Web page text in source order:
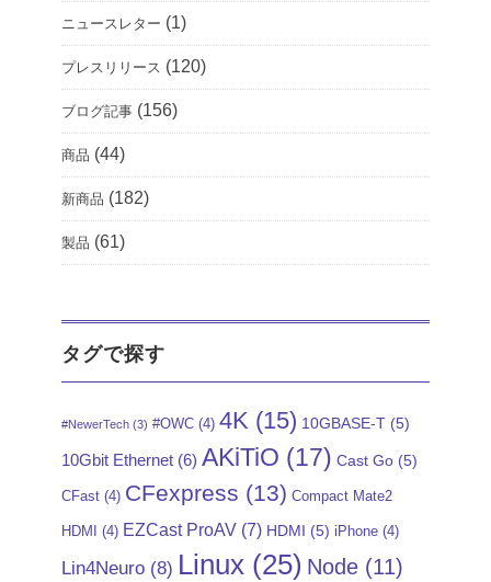
ニュースレター (1)
プレスリリース (120)
ブログ記事 (156)
商品 (44)
新商品 (182)
製品 (61)
タグで探す
#NewerTech (3) #OWC (4) 4K (15) 10GBASE-T (5)
10Gbit Ethernet (6) AKiTiO (17) Cast Go (5)
CFast (4) CFexpress (13) Compact Mate2
HDMI (4) EZCast ProAV (7) HDMI (5) iPhone (4)
Lin4Neuro (8) Linux (25) Node (11)